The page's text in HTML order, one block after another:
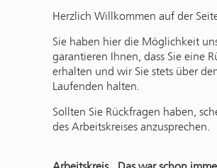
Herzlich Willkommen auf der
Sie haben hier die Möglichkeit
garantieren Ihnen, dass Sie eine
erhalten und wir Sie stets über
Laufenden halten.
Sollten Sie Rückfragen haben,
des Arbeitskreises anzusprechen.